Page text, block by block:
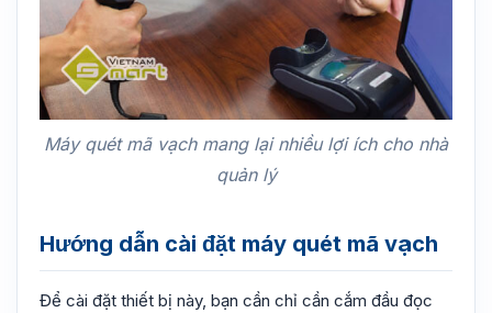
Máy quét mã vạch mang lại nhiều lợi ích cho nhà
quản lý
Hướng dẫn cài đặt máy quét mã vạch
Để cài đặt thiết bị này, bạn cần chỉ cần cắm đầu đọc